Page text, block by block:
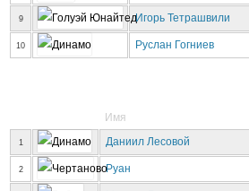
9 Игорь Тетрашвили
10 Руслан Гогниев
Имя
1 Даниил Лесовой
2 Руан